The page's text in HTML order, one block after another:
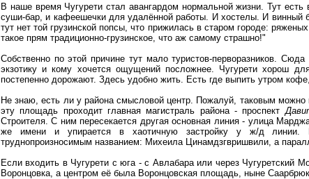
В наше время Чугурети стал авангардом нормальной жизни. Тут
суши-бар, и кафеешечки для удалённой работы. И хостелы. И винный
тут нет той грузинской попсы, что прижилась в старом городе:
такое прям традиционно-грузинское, что аж самому страшно!"
Собственно по этой причине тут мало туристов-перворазников.
экзотику и кому хочется ощущений посложнее. Чугурети хорош
постепенно дорожают. Здесь удобно жить. Есть где выпить утром
Не знаю, есть ли у района смысловой центр. Пожалуй, таковым
эту площадь проходит главная магистраль района - проспект
Строителя. С ним пересекается другая основная линия - улица
же имени и упирается в хаотичную застройку у ж/д линии.
труднопроизносимым названием: Михеила Цинамдзгвришвили, а
Если входить в Чугурети с юга - с Авлабара или через Чугуретский
Воронцовка, а центром её была Воронцовская площадь, ныне